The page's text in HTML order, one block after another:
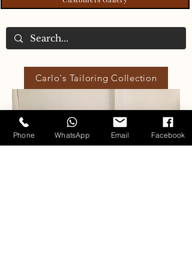
Carlo's Tailoring Collection
Phone WhatsApp Email Facebook